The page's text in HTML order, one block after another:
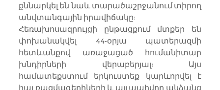
քննարկել են նաև տարածաշրջանում տիրող
անվտանգային իրավիճակը:
Հեռախոսազրույցի ընթացքում մտքեր են
փոխանակվել 44-օրյա պատերազմի
հետևանքով առաջացած հումանիտար
խնդիրների վերաբերյալ: Այս
համատեքստում երկուստեք կարևորվել է
հայ ռազմագերիների և այլ պահվող անձանց